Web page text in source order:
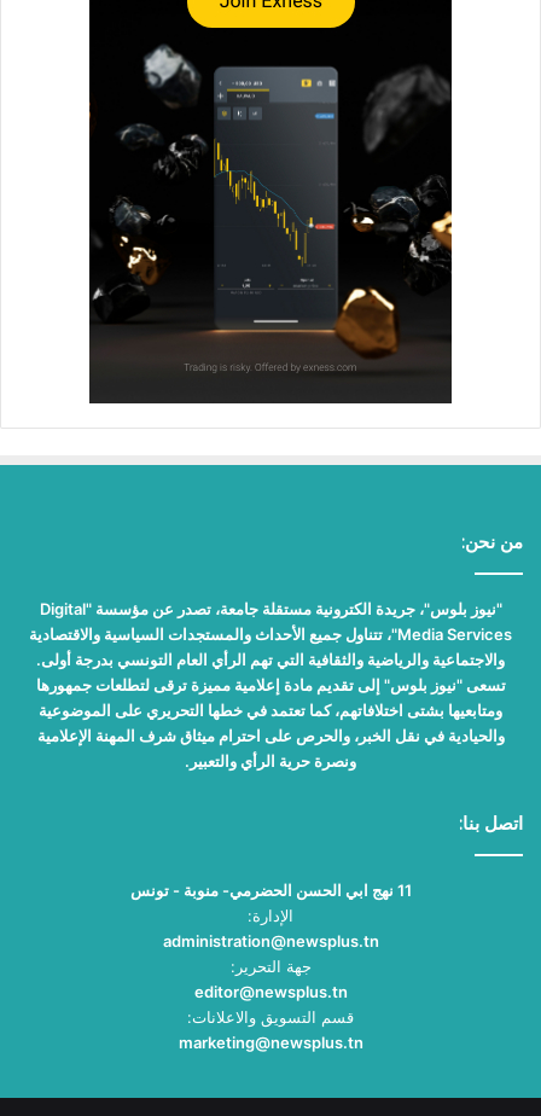
من نحن:
"نيوز بلوس"، جريدة الكترونية مستقلة جامعة، تصدر عن مؤسسة "Digital
Media Services"، تتناول جميع الأحداث والمستجدات السياسية والاقتصادية
والاجتماعية والرياضية والثقافية التي تهم الرأي العام التونسي بدرجة أولى.
تسعى "نيوز بلوس" إلى تقديم مادة إعلامية مميزة ترقى لتطلعات جمهورها
ومتابعيها بشتى اختلافاتهم، كما تعتمد في خطها التحريري على الموضوعية
والحيادية في نقل الخبر، والحرص على احترام ميثاق شرف المهنة الإعلامية
ونصرة حرية الرأي والتعبير.
اتصل بنا:
11 نهج ابي الحسن الحضرمي- منوبة - تونس
الإدارة:
administration@newsplus.tn
جهة التحرير:
editor@newsplus.tn
قسم التسويق والاعلانات:
marketing@newsplus.tn